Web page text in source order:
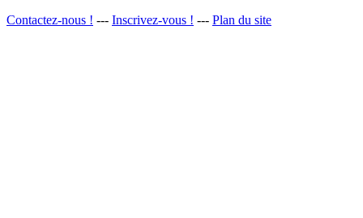
Contactez-nous ! --- Inscrivez-vous ! --- Plan du site